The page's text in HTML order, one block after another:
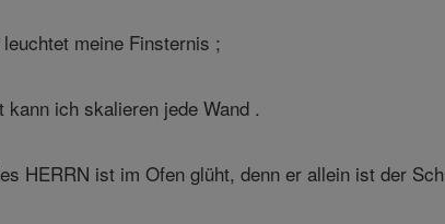
meine Finsternis ;
ich skalieren jede Wand .
HERRN ist im Ofen glüht, denn er allein ist der